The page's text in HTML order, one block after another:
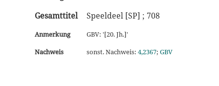
Gesamttitel
Speeldeel [SP] ; 708
Anmerkung
GBV: '[20. Jh.]'
Nachweis
sonst. Nachweis: 4,2367; GBV